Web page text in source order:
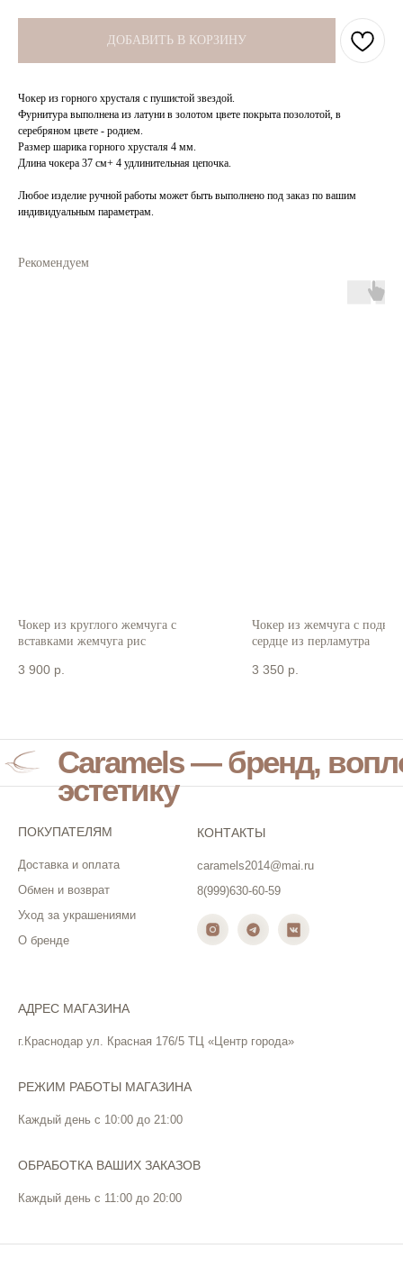
ДОБАВИТЬ В КОРЗИНУ
Чокер из горного хрусталя с пушистой звездой.
Фурнитура выполнена из латуни в золотом цвете покрыта позолотой, в
серебряном цвете - родием.
Размер шарика горного хрусталя 4 мм.
Длина чокера 37 см+ 4 удлинительная цепочка.
Любое изделие ручной работы может быть выполнено под заказ по вашим
индивидуальным параметрам.
Рекомендуем
Чокер из круглого жемчуга с
вставками жемчуга рис
3 900 р.
Чокер из жемчуга с
сердце из перламутра
3 350 р.
ПОКУПАТЕЛЯМ
Доставка и оплата
Обмен и возврат
Уход за украшениями
О бренде
КОНТАКТЫ
caramels2014@mai.ru
8(999)630-60-59
АДРЕС МАГАЗИНА
г.Краснодар ул. Красная 176/5 ТЦ «Центр города»
ОБРАБОТКА ВАШИХ ЗАКАЗОВ
Каждый день с 11:00 до 20:00
РЕЖИМ РАБОТЫ МАГАЗИНА
Каждый день с 10:00 до 21:00
Caramels — бренд,
эстетику